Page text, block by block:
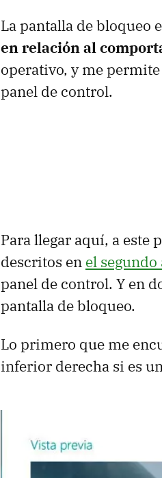
La pantalla de bloqueo
en relación al
operativo, y me
panel de control.
Para llegar aquí, a este
descritos en el
panel de control. Y en
pantalla de bloqueo.
Lo primero que me
inferior derecha si es